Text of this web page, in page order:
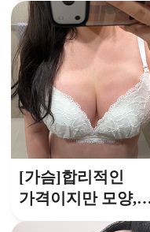
그냥 인생이
달라졌어여
[가슴]합리적인
가격이지만 모양,
촉감 좋구 실력은